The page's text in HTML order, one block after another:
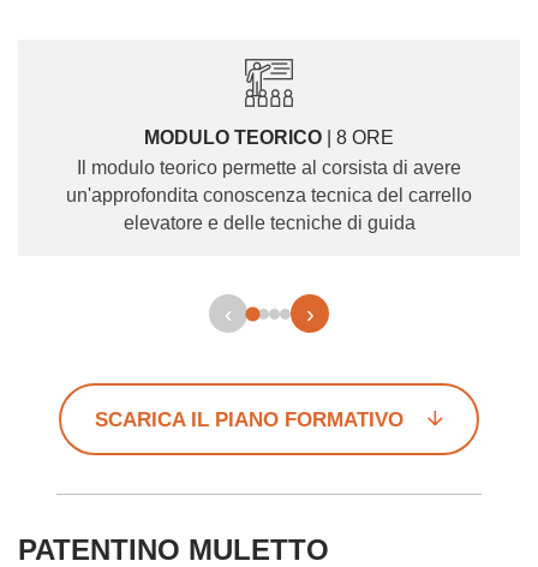
MODULO TEORICO | 8 ORE
Il modulo teorico permette al corsista di avere
un'approfondita conoscenza tecnica del carrello
elevatore e delle tecniche di guida
‹ ›
SCARICA IL PIANO FORMATIVO
PATENTINO MULETTO